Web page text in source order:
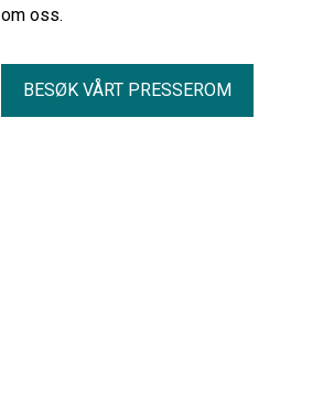
om oss.
BESØK VÅRT PRESSEROM